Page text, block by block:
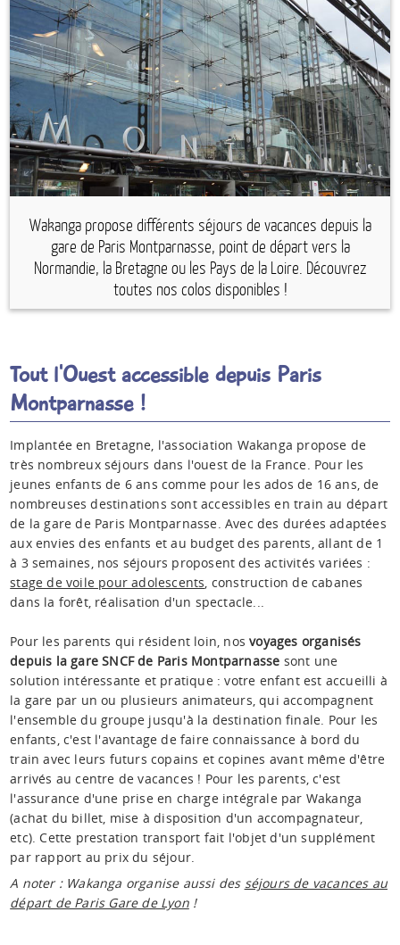
Espace anims
Wakanga propose différents séjours de vacances depuis la
gare de Paris Montparnasse, point de départ vers la
Normandie, la Bretagne ou les Pays de la Loire. Découvrez
toutes nos colos disponibles !
Tout l'Ouest accessible depuis Paris
Montparnasse !
Implantée en Bretagne, l'association Wakanga propose de
très nombreux séjours dans l'ouest de la France. Pour les
jeunes enfants de 6 ans comme pour les ados de 16 ans, de
nombreuses destinations sont accessibles en train au départ
de la gare de Paris Montparnasse. Avec des durées adaptées
aux envies des enfants et au budget des parents, allant de 1
à 3 semaines, nos séjours proposent des activités variées :
stage de voile pour adolescents, construction de cabanes
dans la forêt, réalisation d'un spectacle...
Pour les parents qui résident loin, nosvoyages organisés
depuis la gare SNCF de Paris Montparnasse sont une
solution intéressante et pratique : votre enfant est accueilli à
la gare par un ou plusieurs animateurs, qui accompagnent
l'ensemble du groupe jusqu'à la destination finale. Pour les
enfants, c'est l'avantage de faire connaissance à bord du
train avec leurs futurs copains et copines avant même d'être
arrivés au centre de vacances ! Pour les parents, c'est
l'assurance d'une prise en charge intégrale par Wakanga
(achat du billet, mise à disposition d'un accompagnateur,
etc). Cette prestation transport fait l'objet d'un supplément
par rapport au prix du séjour.
A noter : Wakanga organise aussi des séjours de vacances au
départ de Paris Gare de Lyon!